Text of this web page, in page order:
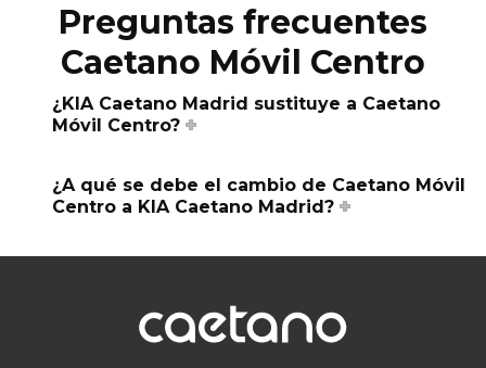
Preguntas frecuentes
Caetano Móvil Centro
¿KIA Caetano Madrid sustituye a Caetano
Móvil Centro?
¿A qué se debe el cambio de Caetano Móvil
Centro a KIA Caetano Madrid?